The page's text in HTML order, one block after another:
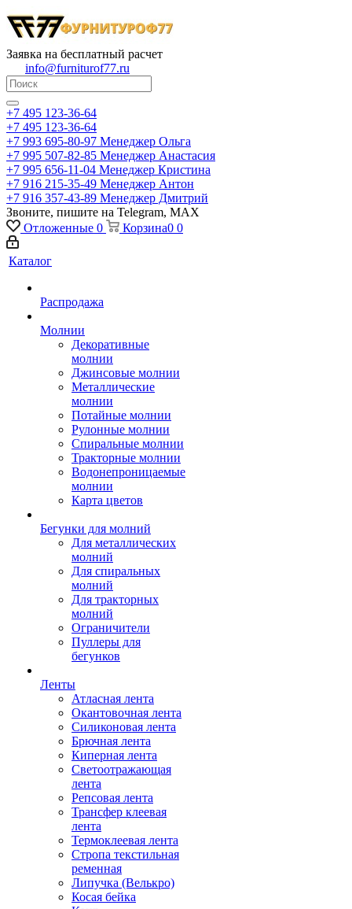
Заявка на бесплатный расчет
info@furniturof77.ru
+7 495 123-36-64
+7 495 123-36-64
+7 993 695-80-97 Менеджер Ольга
+7 995 507-82-85 Менеджер Анастасия
+7 995 656-11-04 Менеджер Кристина
+7 916 215-35-49 Менеджер Антон
+7 916 357-43-89 Менеджер Дмитрий
Звоните, пишите на Telegram, MAX
Отложенные 0 Корзина0 0
Каталог
Распродажа
Молнии
Декоративные
молнии
Джинсовые молнии
Металлические
молнии
Потайные молнии
Рулонные молнии
Спиральные молнии
Тракторные молнии
Водонепроницаемые
молнии
Карта цветов
Бегунки для молний
Для металлических
молний
Для спиральных
молний
Для тракторных
молний
Ограничители
Пуллеры для
бегунков
Ленты
Атласная лента
Окантовочная лента
Силиконовая лента
Брючная лента
Киперная лента
Светоотражающая
лента
Репсовая лента
Трансфер клеевая
лента
Термоклеевая лента
Стропа текстильная
ременная
Липучка (Велькро)
Косая бейка